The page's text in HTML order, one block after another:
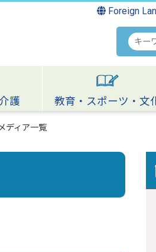
Foreign
検
索
キ
ワ
ー
護 教育・スポーツ・文
ディア一覧